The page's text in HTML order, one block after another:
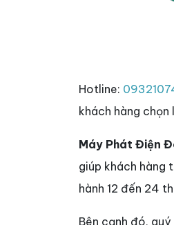
Hotline:
khách hàng
Máy Phát Điện
giúp khách hàng
hành 12 đến 24
Bên cạnh đó,